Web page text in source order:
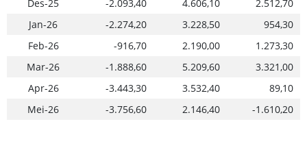
Des-25 -2.093,40 4.606,10
2.512,70
Jan-26
-2.274,20 3.228,50
954,30
Feb-26
-916,70 2.190,00
1.273,30
Mar-26
-1.888,60 5.209,60
3.321,00
Apr-26
-3.443,30 3.532,40
89,10
Mei-26
-3.756,60 2.146,40 -1.610,20